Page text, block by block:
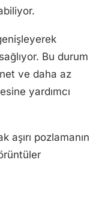
Bu durum
ve daha az
yardımcı
aşırı pozlamanın